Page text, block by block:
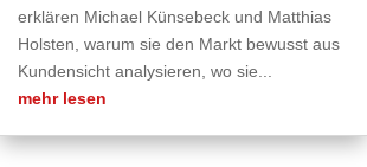
erklären Michael Künsebeck und Matthias
Holsten, warum sie den Markt bewusst aus
Kundensicht analysieren, wo sie...
mehr lesen